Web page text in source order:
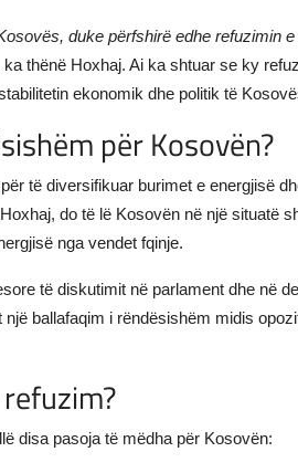
duke përfshirë edhe refuzimin
ka thënë Hoxhaj. Ai ka shtuar se ky
ekonomik dhe politik të
për Kosovën?
të diversifikuar burimet e energjisë
do të lë Kosovën në një situatë
nga vendet fqinje.
të diskutimit në parlament dhe në
ballafaqim i rëndësishëm midis
disa pasoja të mëdha për Kosovën: